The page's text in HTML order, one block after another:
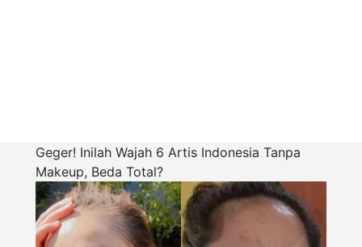
Geger! Inilah Wajah 6 Artis Indonesia Tanpa
Makeup, Beda Total?